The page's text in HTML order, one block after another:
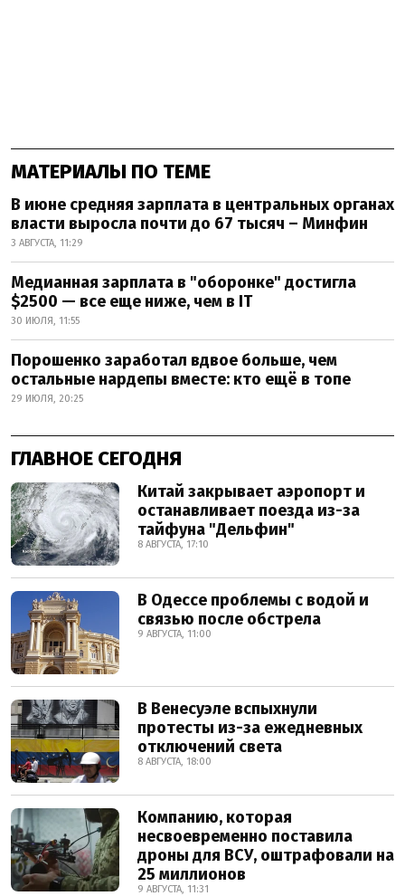
МАТЕРИАЛЫ ПО ТЕМЕ
В июне средняя зарплата в центральных органах
власти выросла почти до 67 тысяч – Минфин
3 АВГУСТА, 11:29
Медианная зарплата в "оборонке" достигла
$2500 — все еще ниже, чем в IT
30 ИЮЛЯ, 11:55
Порошенко заработал вдвое больше, чем
остальные нардепы вместе: кто ещё в топе
29 ИЮЛЯ, 20:25
ГЛАВНОЕ СЕГОДНЯ
Китай закрывает аэропорт и
останавливает поезда из-за
тайфуна "Дельфин"
8 АВГУСТА, 17:10
В Одессе проблемы с водой и
связью после обстрела
9 АВГУСТА, 11:00
В Венесуэле вспыхнули
протесты из-за ежедневных
отключений света
8 АВГУСТА, 18:00
Компанию, которая
несвоевременно поставила
дроны для ВСУ, оштрафовали на
25 миллионов
9 АВГУСТА, 11:31